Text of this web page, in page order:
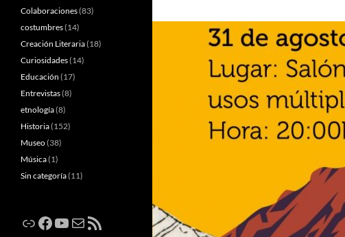
Colaboraciones(83)
costumbres(14)
Creación Literaria(18)
Curiosidades(14)
Educación (17)
Entrevistas(8)
etnología(8)
Historia(152)
Museo(38)
Música(1)
Sin categoría(11)
Enlace
Facebook
YouTube
Correo electrónico
Feed RSS